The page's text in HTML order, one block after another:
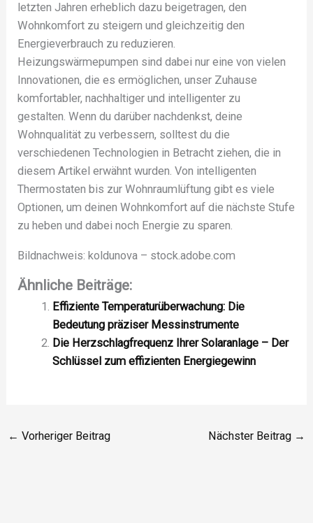
letzten Jahren erheblich dazu beigetragen, den
Wohnkomfort zu steigern und gleichzeitig den
Energieverbrauch zu reduzieren.
Heizungswärmepumpen sind dabei nur eine von vielen
Innovationen, die es ermöglichen, unser Zuhause
komfortabler, nachhaltiger und intelligenter zu
gestalten. Wenn du darüber nachdenkst, deine
Wohnqualität zu verbessern, solltest du die
verschiedenen Technologien in Betracht ziehen, die in
diesem Artikel erwähnt wurden. Von intelligenten
Thermostaten bis zur Wohnraumlüftung gibt es viele
Optionen, um deinen Wohnkomfort auf die nächste Stufe
zu heben und dabei noch Energie zu sparen.
Bildnachweis:koldunova – stock.adobe.com
Ähnliche Beiträge:
Effiziente Temperaturüberwachung: Die
Bedeutung präziser Messinstrumente
Die Herzschlagfrequenz Ihrer Solaranlage – Der
Schlüssel zum effizienten Energiegewinn
← Vorheriger Beitrag Nächster Beitrag →